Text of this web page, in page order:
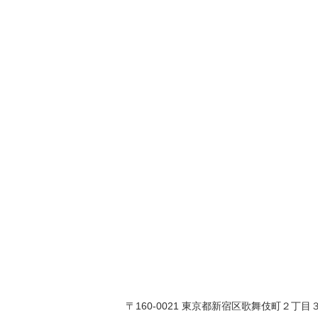
〒160-0021 東京都新宿区歌舞伎町２丁目